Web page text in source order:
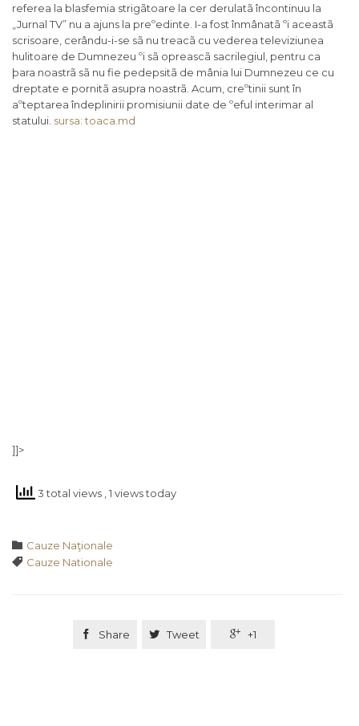
referea la blasfemia strigãtoare la cer derulatã încontinuu la
„Jurnal TV” nu a ajuns la preºedinte. I-a fost înmânatã ºi aceastã
scrisoare, cerându-i-se sã nu treacã cu vederea televiziunea
hulitoare de Dumnezeu ºi sã opreascã sacrilegiul, pentru ca
þara noastrã sã nu fie pedepsitã de mânia lui Dumnezeu ce cu
dreptate e pornitã asupra noastrã. Acum, creºtinii sunt în
aºteptarea îndeplinirii promisiunii date de ºeful interimar al
statului. sursa: toaca.md
]]>
3 total views , 1 views today
 Category
Cauze Naţionale
 Tags
Cauze Nationale
 Share  Tweet  +1